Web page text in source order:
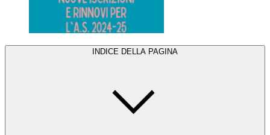
INDICE DELLA PAGINA